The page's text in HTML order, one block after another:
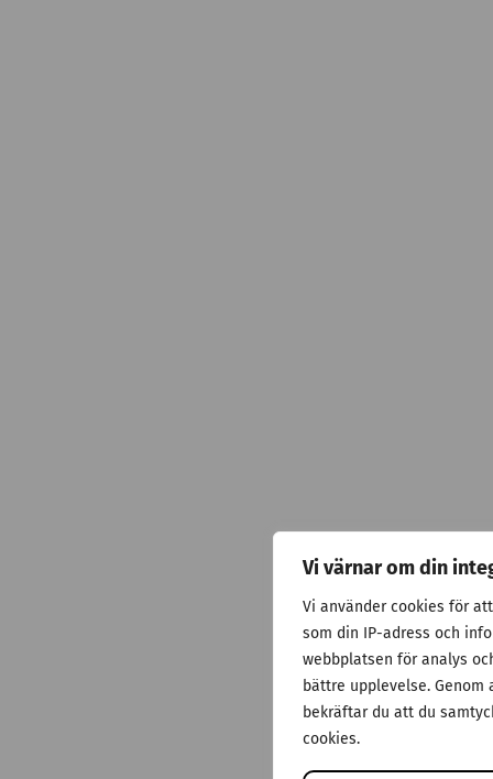
Vi värnar om din
Vi använder cookies för
som din IP-adress och
webbplatsen för analys
bättre upplevelse.
bekräftar du att du
cookies.